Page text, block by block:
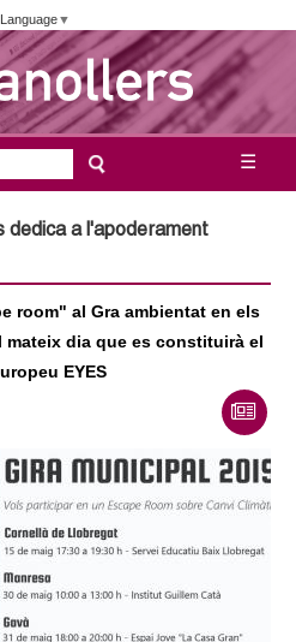
▼
☰
e
dedica a l'apoderament
room" al Gra ambientat en els
dia que es constituirà el
EYES